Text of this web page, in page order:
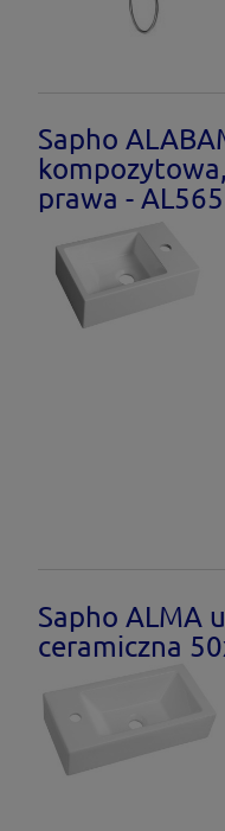
Sapho
prawa - AL565
Sapho ALMA
ceramiczna